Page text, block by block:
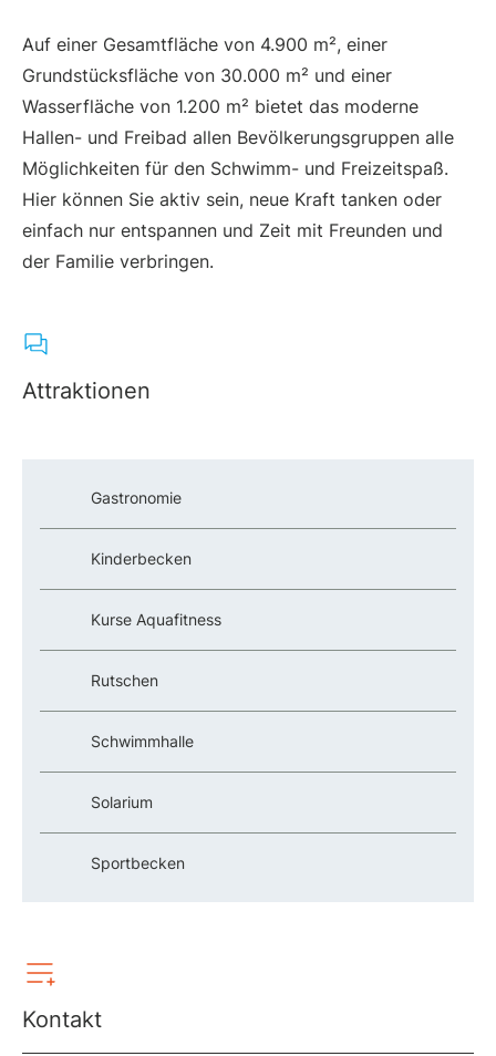
Auf einer Gesamtfläche von 4.900 m², einer
Grundstücksfläche von 30.000 m² und einer
Wasserfläche von 1.200 m² bietet das moderne
Hallen- und Freibad allen Bevölkerungsgruppen alle
Möglichkeiten für den Schwimm- und Freizeitspaß.
Hier können Sie aktiv sein, neue Kraft tanken oder
einfach nur entspannen und Zeit mit Freunden und
der Familie verbringen.
Attraktionen
Gastronomie
Kinderbecken
Kurse Aquafitness
Rutschen
Schwimmhalle
Solarium
Sportbecken
Kontakt